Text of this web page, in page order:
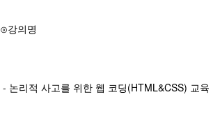
⊙강의명
- 논리적 사고를 위한 웹 코딩(HTML&CSS) 교육